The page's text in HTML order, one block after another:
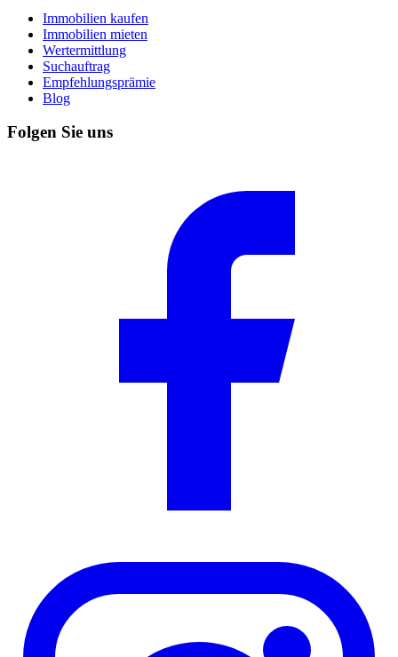
Immobilien kaufen
Immobilien mieten
Wertermittlung
Suchauftrag
Empfehlungsprämie
Blog
Folgen Sie uns